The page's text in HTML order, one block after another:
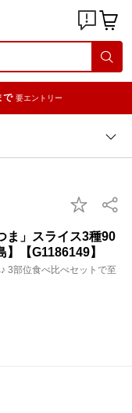
で 要エントリー
ま」スライス3種90
【G1186149】
3部位食べ比べセットで至